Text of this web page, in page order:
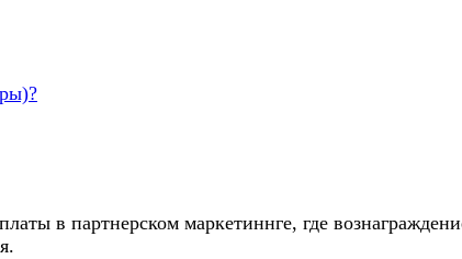
в партнерском маркетиннге, где